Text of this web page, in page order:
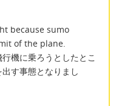
because sumo
of the plane.
機に乗ろうとしたとこ
す事態となりまし